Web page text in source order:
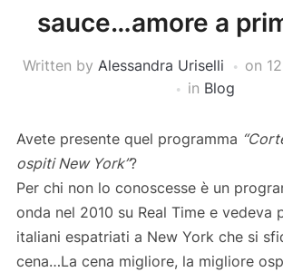
sauce…amore a
Written by Alessandra Uriselli on
in Blog
Avete presente quel programma
ospiti New York”?
Per chi non lo conoscesse è un
onda nel 2010 su Real Time e vedeva
italiani espatriati a New York che si
cena…La cena migliore, la migliore